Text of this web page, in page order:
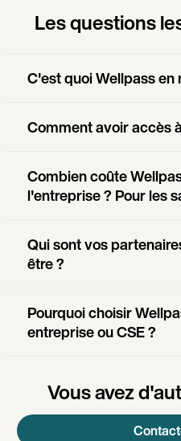
Les questions
C'est quoi Wellpass en
Comment avoir accès
Combien coûte
l'entreprise ? Pour les
Qui sont vos
être ?
Pourquoi choisir
entreprise ou CSE ?
Vous avez